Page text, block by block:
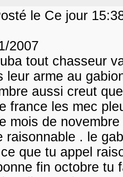
le Ce jour
2007
tout chasseur
leur arme au
aussi creut
france les mec
mois de
raisonnable . le
que tu appel
fin octobre tu